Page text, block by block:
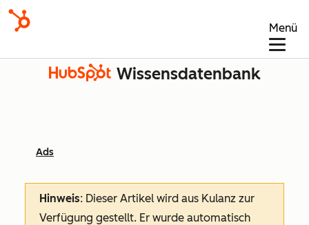
Menü
Wissensdatenbank
Ads
Hinweis: Dieser Artikel wird aus Kulanz zur
Verfügung gestellt. Er wurde automatisch